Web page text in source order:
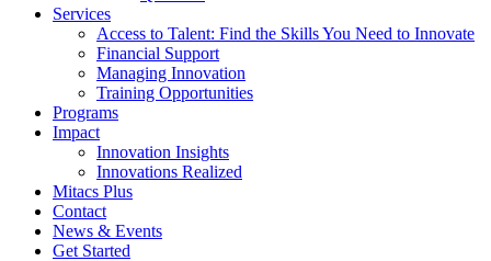
Services
Access to Talent: Find the Skills You Need to Innovate
Financial Support
Managing Innovation
Training Opportunities
Programs
Impact
Innovation Insights
Innovations Realized
Mitacs Plus
Contact
News & Events
Get Started